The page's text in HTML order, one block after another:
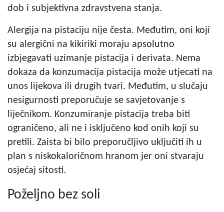
dob i subjektivna zdravstvena stanja.
Alergija na pistaciju nije česta. Međutim, oni koji
su alergični na kikiriki moraju apsolutno
izbjegavati uzimanje pistacija i derivata. Nema
dokaza da konzumacija pistacija može utjecati na
unos lijekova ili drugih tvari. Međutim, u slučaju
nesigurnosti preporučuje se savjetovanje s
liječnikom. Konzumiranje pistacija treba biti
ograničeno, ali ne i isključeno kod onih koji su
pretili. Zaista bi bilo preporučljivo uključiti ih u
plan s niskokaloričnom hranom jer oni stvaraju
osjećaj sitosti.
Poželjno bez soli